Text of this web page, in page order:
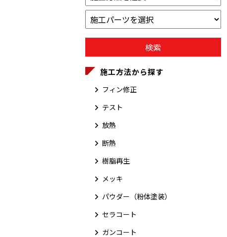
施工方法から探す
フィン修正
テスト
放熱
断熱
樹脂再生
メッキ
パウダー（粉体塗装）
セラコート
ガンコート